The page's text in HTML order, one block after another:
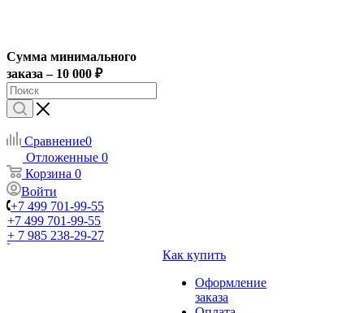
Сумма минимального
заказа – 10 000 ₽
Сравнение0
Отложенные 0
Корзина 0
Войти
+7 499 701-99-55
+7 499 701-99-55
+ 7 985 238-29-27
Как купить
Оформление
заказа